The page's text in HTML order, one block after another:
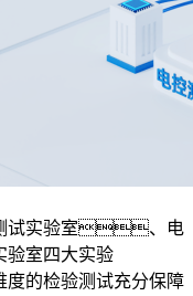
试实验室、电
室四大实验
检验测试充分保障